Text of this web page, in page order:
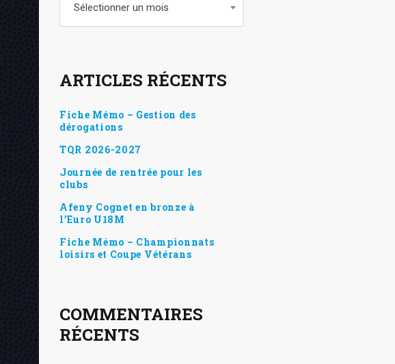
Sélectionner un mois
ARTICLES RÉCENTS
Fiche Mémo – Gestion des
dérogations
TQR 2026-2027
Journée de rentrée pour les
clubs
Afeny Cognet en bronze à
l’Euro U18M
Fiche Mémo – Championnats
loisirs et Coupe Vétérans
COMMENTAIRES
RÉCENTS